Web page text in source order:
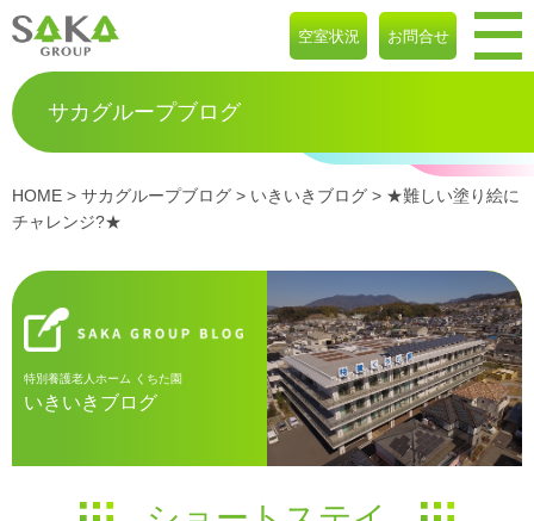
空室状況 お問合せ
サカグループブログ
HOME > サカグループブログ > いきいきブログ > ★難しい塗り絵に
チャレンジ?★
特別養護老人ホーム くちた園
いきいきブログ